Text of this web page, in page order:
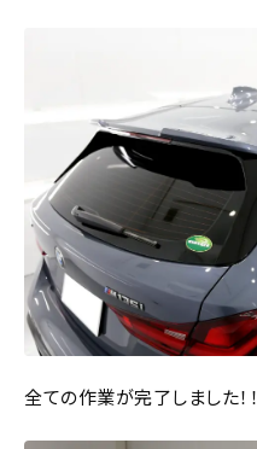
全ての作業が完了しました！！